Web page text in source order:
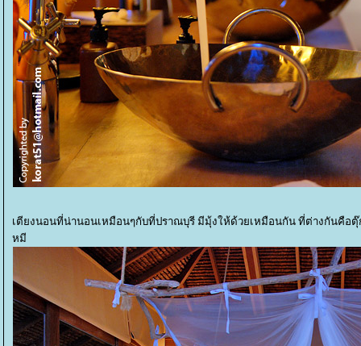
เตียงนอนที่น่านอนเหมือนๆกับที่ปราณบุรี มีมุ้งให้ด้วยเหมือนกัน ที่ต่างกันคือ
หมี